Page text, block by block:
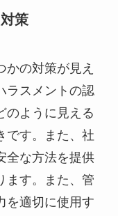
策
かの対策が見え
ラスメントの認
のように見える
です。また、社
全な方法を提供
ます。また、管
を適切に使用す